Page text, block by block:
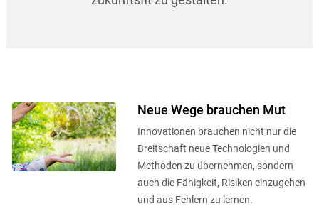
Skip to main content
Neue Wege brauchen Mut
Innovationen brauchen nicht nur die
Breitschaft neue Technologien und
Methoden zu übernehmen, sondern
auch die Fähigkeit, Risiken einzugehen
und aus Fehlern zu lernen.